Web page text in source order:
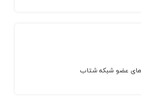
عضو شبکه شتاب